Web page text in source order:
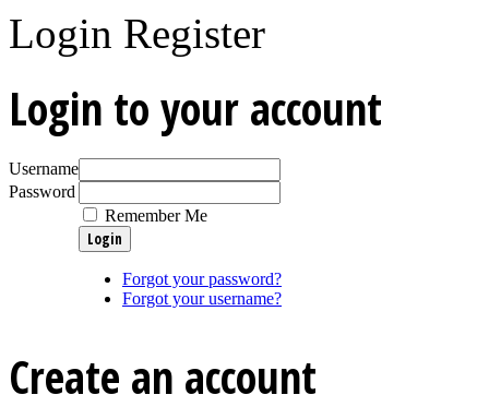
Login Register
Login to your account
Username
Password
Remember Me
Forgot your password?
Forgot your username?
Create an account